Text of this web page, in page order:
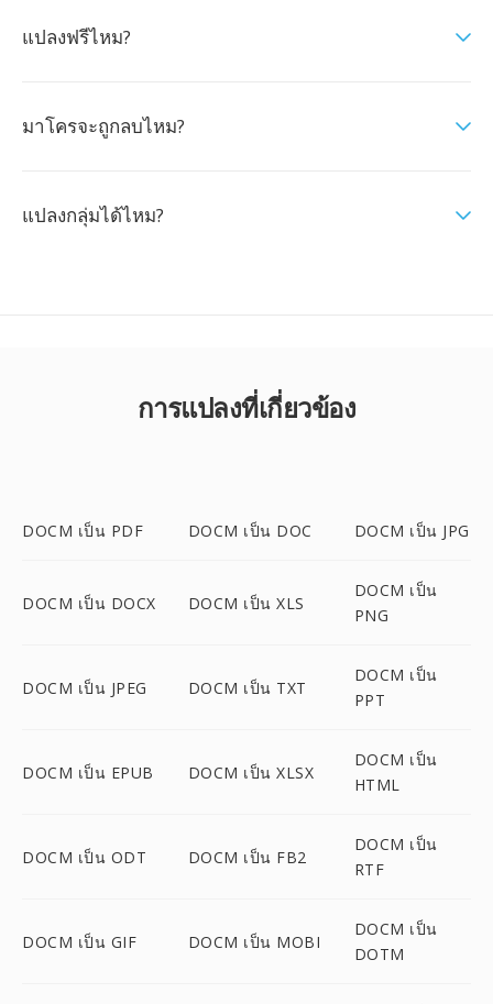
แปลงฟรีไหม?
มาโครจะถูกลบไหม?
แปลงกลุ่มได้ไหม?
การแปลงที่เกี่ยวข้อง
DOCM เป็น PDF DOCM เป็น DOC DOCM เป็น JPG
DOCM เป็น DOCX DOCM เป็น XLS
DOCM เป็น
PNG
DOCM เป็น JPEG DOCM เป็น TXT
DOCM เป็น
PPT
DOCM เป็น EPUB DOCM เป็น XLSX
DOCM เป็น
HTML
DOCM เป็น ODT DOCM เป็น FB2
DOCM เป็น
RTF
DOCM เป็น GIF DOCM เป็น MOBI
DOCM เป็น
DOTM